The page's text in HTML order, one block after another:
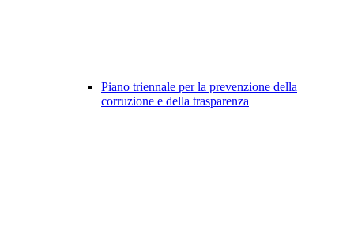
Piano triennale per la prevenzione della
corruzione e della trasparenza